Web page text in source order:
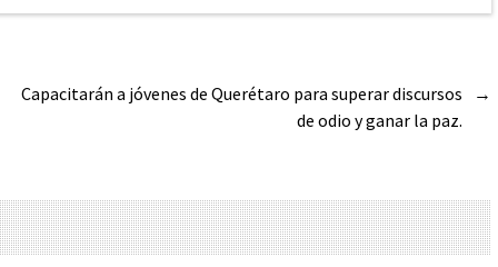
→
Capacitarán a jóvenes de Querétaro para superar discursos
de odio y ganar la paz.